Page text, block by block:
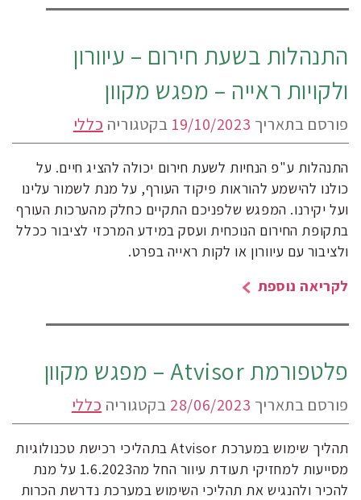
התנהלות בשעת חירום – עיוורון
ולקויות ראייה – מפגש מקוון
פורסם בתאריך 19/10/2023 בקטגוריה כללי
התנהלות ע"פ הנחיות לשעת חירום יכולה להציג חיים. על
כולנו להישמע להוראות פיקוד העורף, על מנת לשמור עלינו
ועל יקירנו. המפגש שלפניכם התקיים כחלק מהערכות העורף
בתקופת החירום הנוכחית ועסק במידע המרכזי לציבור ככלל
ולציבור עם עיוורון או לקות ראייה בפרט.
לקריאה נוספת
פלטפורמת Atvisor – מפגש מקוון
פורסם בתאריך 28/06/2023 בקטגוריה כללי
תהליך שימוש במערכת Atvisor בתהליכי רכישת טכנולוגיות
מסייעות למחזיקי תעודת עיוור החל מה1.6.2023 על מנת
להכיר ולהנגיש את תהליכי השימוש במערכת נדרשת הכרות